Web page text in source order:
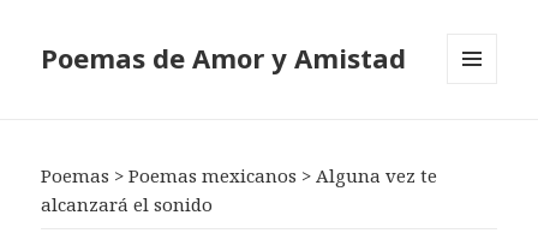
Poemas de Amor y Amistad
Poemas >Poemas mexicanos >Alguna vez te
alcanzará el sonido